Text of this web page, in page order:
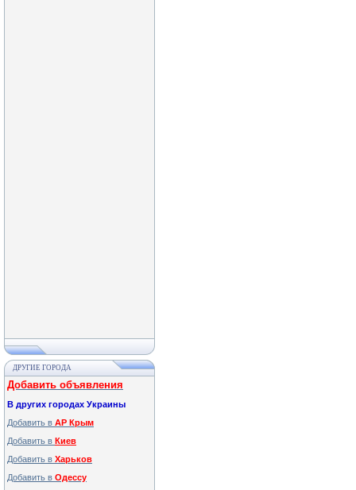
ДРУГИЕ ГОРОДА
Добавить объявления
В других городах Украины
Добавить в АР Крым
Добавить в Киев
Добавить в Харьков
Добавить в Одессу